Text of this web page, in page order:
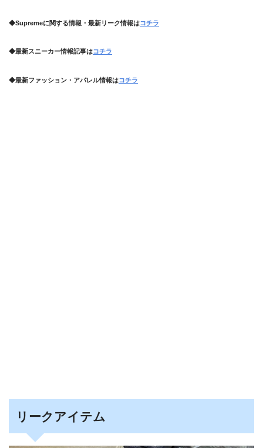
◆Supremeに関する情報・最新リーク情報はコチラ
◆最新スニーカー情報記事はコチラ
◆最新ファッション・アパレル情報はコチラ
リークアイテム